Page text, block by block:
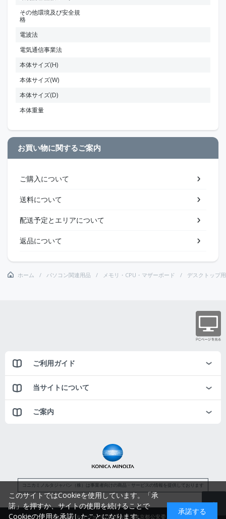
その他環境及び安全規
格
電波法
電気通信事業法
本体サイズ(H)
本体サイズ(W)
本体サイズ(D)
本体重量
お買い物に関するご案内
ご購入について
送料について
配送予定とエリアについて
返品について
ホーム パソコン関連用品 メモリ・CPU・マザーボード デスクトップ
ご利用ガイド
当サイトについて
ご案内
コニカミノルタジャパン（株）は事業者向けの商品・サービスの情報を提供しております
コニカミノルタジャパン株式会社／東京都公安委員会
このサイトではCookieを使用しています。「承
諾」を押すか、サイトの使用を続けることで
Cookieの使用を承諾したことになります。
承諾する